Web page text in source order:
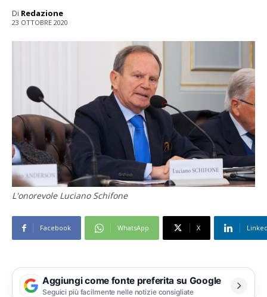
Di Redazione
23 OTTOBRE 2020
L'onorevole Luciano Schifone
Facebook WhatsApp X
Aggiungi come fonte preferita su Google
Seguici più facilmente nelle notizie consigliate